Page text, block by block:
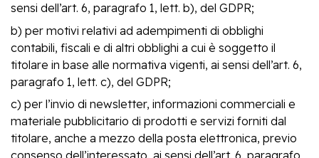
sensi dell’art. 6, paragrafo 1, lett. b), del GDPR;
b) per motivi relativi ad adempimenti di obblighi
contabili, fiscali e di altri obblighi a cui è soggetto il
titolare in base alle normativa vigenti, ai sensi dell’art. 6,
paragrafo 1, lett. c), del GDPR;
c) per l’invio di newsletter, informazioni commerciali e
materiale pubblicitario di prodotti e servizi forniti dal
titolare, anche a mezzo della posta elettronica, previo
consenso dell’interessato, ai sensi dell’art. 6, paragrafo